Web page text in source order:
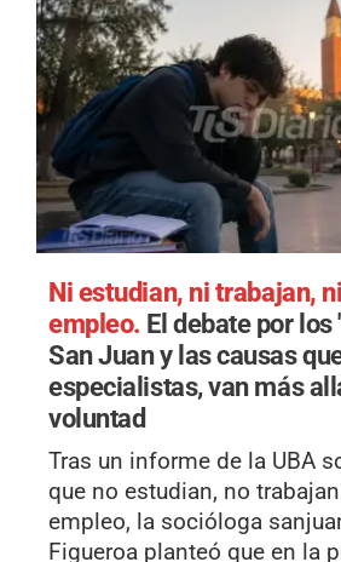
Ni estudian, ni trabajan,
empleo. El debate por
San Juan y las causas
especialistas, van más
voluntad
Tras un informe de la UBA
que no estudian, no
empleo, la socióloga
Figueroa planteó que en la